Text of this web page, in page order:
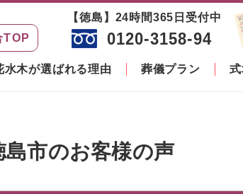
TOP
【徳島】24時間365日受付中
0120-3158-94
水木が選ばれる理由 葬儀プラン
島市のお客様の声